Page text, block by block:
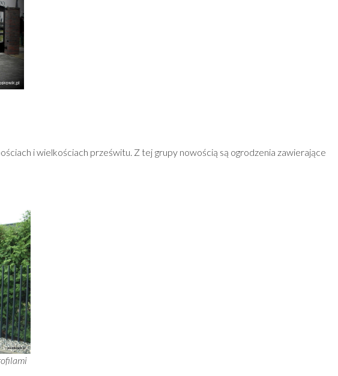
i wielkościach prześwitu. Z tej grupy nowością są ogrodzenia zawierające